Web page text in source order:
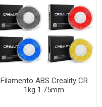
Filamento ABS Creality CR
1kg 1.75mm